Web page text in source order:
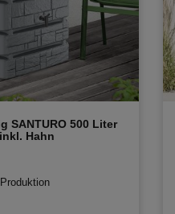
SANTURO 500 Liter
Hahn